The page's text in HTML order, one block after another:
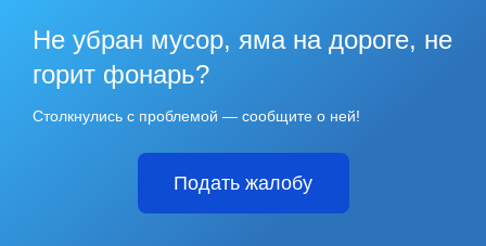
Не убран мусор, яма на дороге, не
горит фонарь?
Столкнулись с проблемой — сообщите о ней!
Подать жалобу